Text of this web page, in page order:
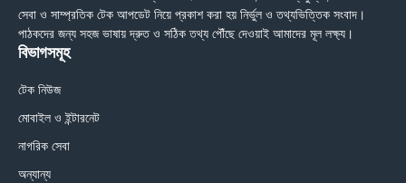
সেবা ও সাম্প্রতিক টেক আপডেট নিয়ে প্রকাশ করা হয় নির্ভুল ও তথ্যভিত্তিক সংবাদ।
পাঠকদের জন্য সহজ ভাষায় দ্রুত ও সঠিক তথ্য পৌঁছে দেওয়াই আমাদের মূল লক্ষ্য।
বিভাগসমূহ
টেক নিউজ
মোবাইল ও ইন্টারনেট
নাগরিক সেবা
অন্যান্য